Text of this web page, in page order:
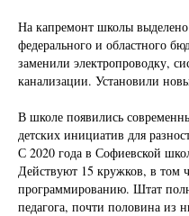
На капремонт школы
федерального и областного
заменили электропроводку,
канализации. Установили
В школе появились
детских инициатив для
С 2020 года в Софиевской
Действуют 15 кружков, в том
программированию. Штат
педагога, почти половина из